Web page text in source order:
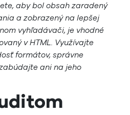
aby bol obsah zaradený
a zobrazený na lepšej
vyhľadávači, je vhodné
v HTML. Využívajte
formátov, správne
ani na jeho